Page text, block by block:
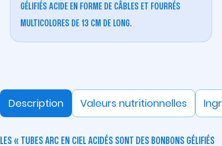
GÉLIFIÉS ACIDE EN FORME DE CÂBLES ET FOURRÉS
MULTICOLORES DE 13 CM DE LONG.
Description Valeurs nutritionnelles
LES « TUBES ARC EN CIEL ACIDÉS SONT DES BONBONS GÉLIFIÉS